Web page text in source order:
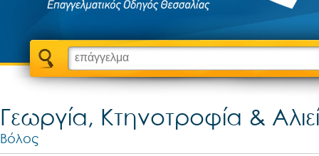
Γεωργία, Κτηνοτροφία &
Βόλος